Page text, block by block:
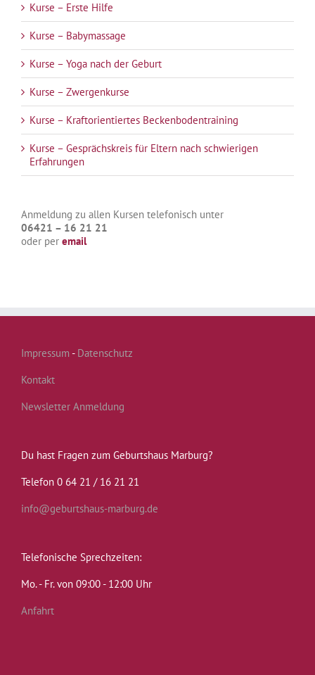
Kurse – Erste Hilfe
Kurse – Babymassage
Kurse – Yoga nach der Geburt
Kurse – Zwergenkurse
Kurse – Kraftorientiertes Beckenbodentraining
Kurse – Gesprächskreis für Eltern nach schwierigen
Erfahrungen
Anmeldung zu allen Kursen telefonisch unter
06421 – 16 21 21
oder per email
Impressum - Datenschutz
Kontakt
Newsletter Anmeldung
Du hast Fragen zum Geburtshaus Marburg?
Telefon 0 64 21 / 16 21 21
info@geburtshaus-marburg.de
Telefonische Sprechzeiten:
Mo. - Fr. von 09:00 - 12:00 Uhr
Anfahrt